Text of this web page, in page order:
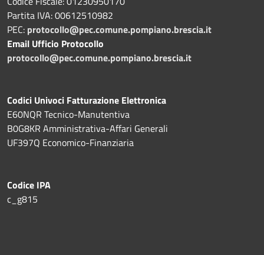
Partita IVA: 00612510982
PEC: protocollo@pec.comune.pompiano.brescia.it
Email Ufficio Protocollo
protocollo@pec.comune.pompiano.brescia.it
Codici Univoci Fatturazione Elettronica
E60NQR Tecnico-Manutentiva
B0G8KR Amministrativa-Affari Generali
UF397Q Economico-Finanziaria
Codice IPA
c_g815